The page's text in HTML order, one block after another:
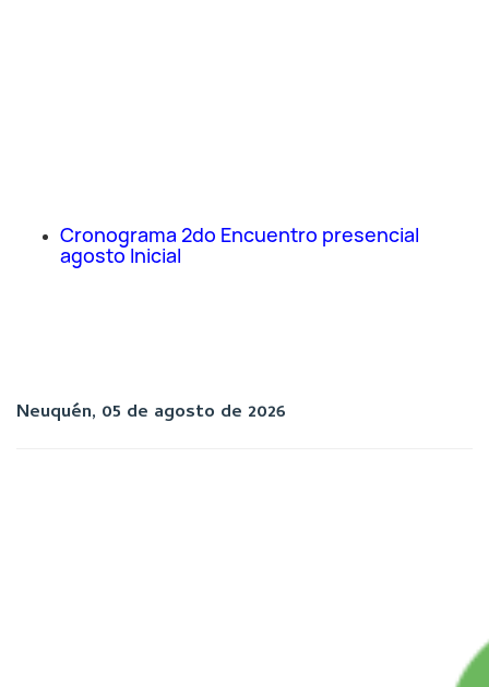
Cronograma 2do Encuentro presencial
agosto Inicial
Neuquén, 05 de agosto de 2026